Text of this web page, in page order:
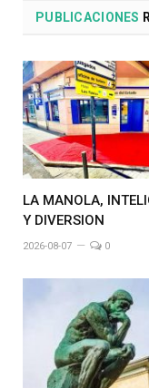
PUBLICACIONES
LA MANOLA,
Y DIVERSION
2026-08-07 0